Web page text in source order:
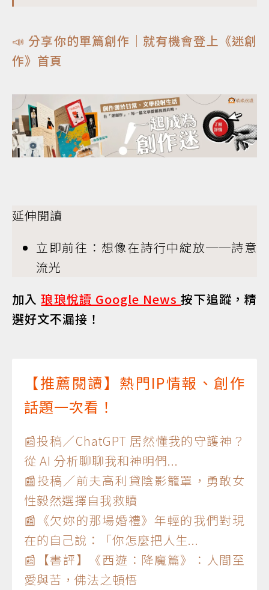
📣 分享你的單篇創作｜就有機會登上《迷創
作》首頁
延伸閱讀
立即前往：想像在詩行中綻放──詩意
流光
加入琅琅悅讀 Google News按下追蹤，精
選好文不漏接！
【推薦閱讀】熱門IP情報、創作
話題一次看！
📰投稿／ChatGPT 居然懂我的守護神？
從 AI 分析聊聊我和神明們...
📰投稿／前夫高利貸陰影籠罩，勇敢女
性毅然選擇自我救贖
📰《欠妳的那場婚禮》年輕的我們對現
在的自己說：「你怎麼把人生...
📰【書評】《西遊：降魔篇》：人間至
愛與苦，佛法之頓悟